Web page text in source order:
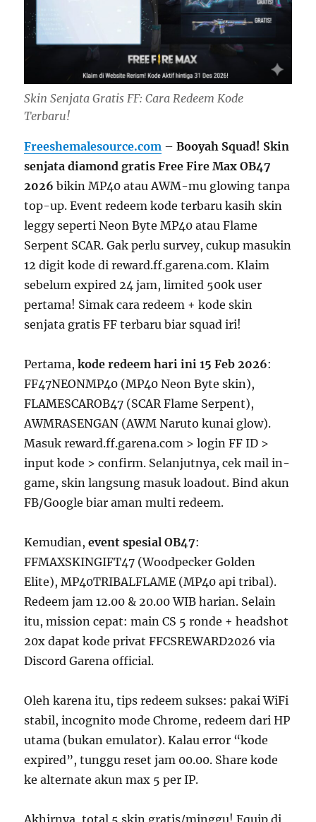
Skin Senjata Gratis FF: Cara Redeem Kode
Terbaru!
Freeshemalesource.com –Booyah Squad! Skin
senjata diamond gratis Free Fire Max OB47
2026 bikin MP40 atau AWM-mu glowing tanpa
top-up. Event redeem kode terbaru kasih skin
leggy seperti Neon Byte MP40 atau Flame
Serpent SCAR. Gak perlu survey, cukup masukin
12 digit kode di reward.ff.garena.com. Klaim
sebelum expired 24 jam, limited 500k user
pertama! Simak cara redeem + kode skin
senjata gratis FF terbaru biar squad iri!
Pertama,kode redeem hari ini 15 Feb 2026:
FF47NEONMP40 (MP40 Neon Byte skin),
FLAMESCAROB47 (SCAR Flame Serpent),
AWMRASENGAN (AWM Naruto kunai glow).
Masuk reward.ff.garena.com > login FF ID >
input kode > confirm. Selanjutnya, cek mail in-
game, skin langsung masuk loadout. Bind akun
FB/Google biar aman multi redeem.
Kemudian,event spesial OB47:
FFMAXSKINGIFT47 (Woodpecker Golden
Elite), MP40TRIBALFLAME (MP40 api tribal).
Redeem jam 12.00 & 20.00 WIB harian. Selain
itu, mission cepat: main CS 5 ronde + headshot
20x dapat kode privat FFCSREWARD2026 via
Discord Garena official.
Oleh karena itu, tips redeem sukses: pakai WiFi
stabil, incognito mode Chrome, redeem dari HP
utama (bukan emulator). Kalau error “kode
expired”, tunggu reset jam 00.00. Share kode
ke alternate akun max 5 per IP.